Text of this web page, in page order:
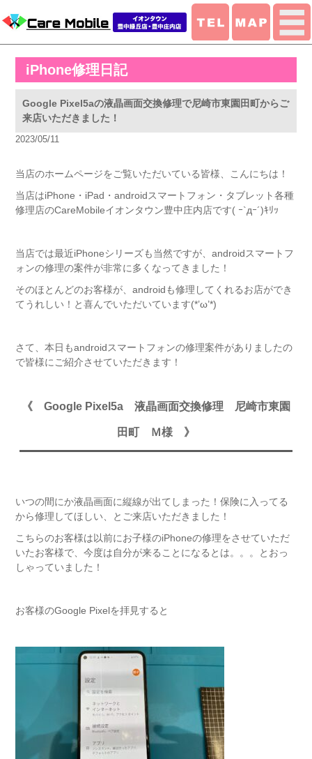
iPhone修理日記
Google Pixel5aの液晶画面交換修理で尼崎市東園田町からご
来店いただきました！
2023/05/11
当店のホームページをご覧いただいている皆様、こんにちは！
当店はiPhone・iPad・androidスマートフォン・タブレット各種
修理店のCareMobileイオンタウン豊中庄内店です( ｰ`дｰ´)ｷﾘｯ
当店では最近iPhoneシリーズも当然ですが、androidスマートフ
ォンの修理の案件が非常に多くなってきました！
そのほとんどのお客様が、androidも修理してくれるお店ができ
てうれしい！と喜んでいただいています(*’ω’*)
さて、本日もandroidスマートフォンの修理案件がありましたの
で皆様にご紹介させていただきます！
《 Google Pixel5a 液晶画面交換修理 尼崎市東園
田町 Ｍ様 》
いつの間にか液晶画面に縦線が出てしまった！保険に入ってる
から修理してほしい、とご来店いただきました！
こちらのお客様は以前にお子様のiPhoneの修理をさせていただ
いたお客様で、今度は自分が来ることになるとは。。。とおっ
しゃっていました！
お客様のGoogle Pixelを拝見すると